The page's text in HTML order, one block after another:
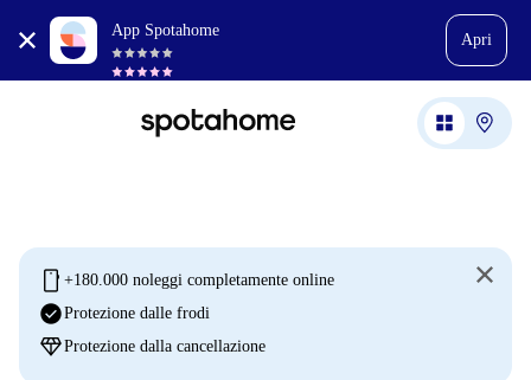
App Spotahome
Apri
mobile +180.000 noleggi completamente online
check_circleProtezione dalle frodi
diamondProtezione dalla cancellazione